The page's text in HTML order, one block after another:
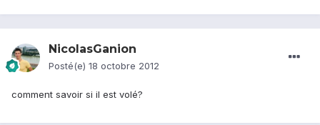
NicolasGanion
Posté(e) 18 octobre 2012
comment savoir si il est volé?